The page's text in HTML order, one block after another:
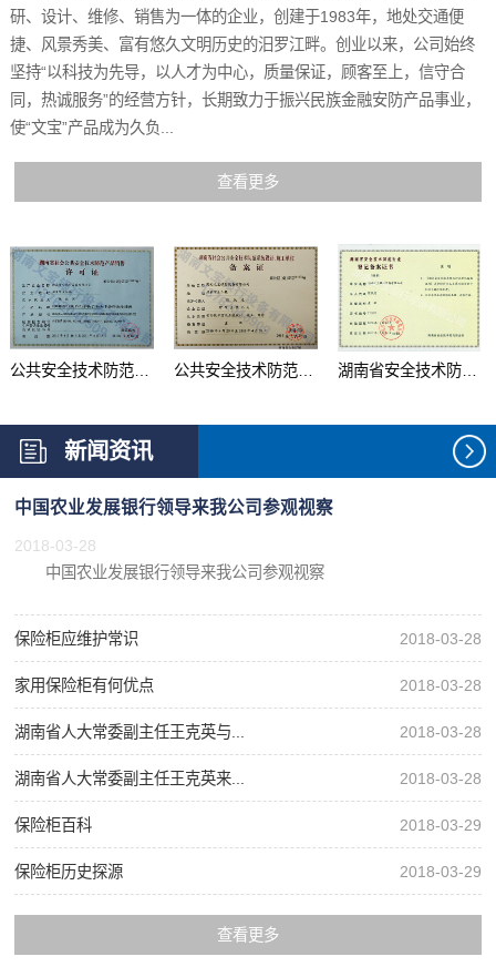
研、设计、维修、销售为一体的企业，创建于1983年，地处交通便
捷、风景秀美、富有悠久文明历史的汨罗江畔。创业以来，公司始终
坚持“以科技为先导，以人才为中心，质量保证，顾客至上，信守合
同，热诚服务”的经营方针，长期致力于振兴民族金融安防产品事业，
使“文宝”产品成为久负...
查看更多
公共安全技术防范产品... 公共安全技术防范系统... 湖南省安全技术防范行...
新闻资讯
中国农业发展银行领导来我公司参观视察
2018-03-28
中国农业发展银行领导来我公司参观视察
保险柜应维护常识 2018-03-28
家用保险柜有何优点 2018-03-28
湖南省人大常委副主任王克英与... 2018-03-28
湖南省人大常委副主任王克英来... 2018-03-28
保险柜百科 2018-03-29
保险柜历史探源 2018-03-29
查看更多